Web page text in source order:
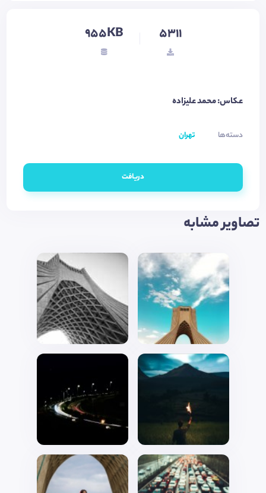
5311
955KB
عکاس: محمد علیزاده
دسته‌ها تهران
دریافت
تصاویر مشابه